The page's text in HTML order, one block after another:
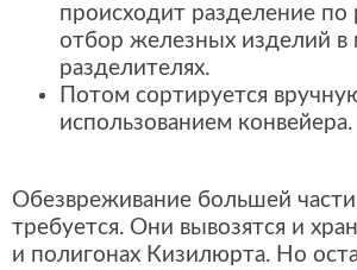
происходит разделение по
отбор железных изделий в
разделителях.
Потом сортируется
использованием конвейера.
Обезвреживание большей
требуется. Они вывозятся и
и полигонах Кизилюрта. Но